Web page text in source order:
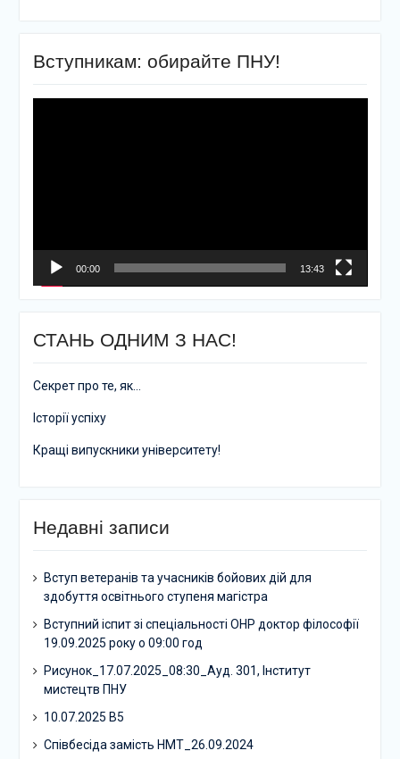
Вступникам: обирайте ПНУ!
00:00 13:43
СТАНЬ ОДНИМ З НАС!
Секрет про те, як…
Історії успіху
Кращі випускники університету!
Недавні записи
Вступ ветеранів та учасників бойових дій для
здобуття освітнього ступеня магістра
Вступний іспит зі спеціальності ОНР доктор філософії
19.09.2025 року о 09:00 год
Рисунок_17.07.2025_08:30_Ауд. 301, Інститут
мистецтв ПНУ
10.07.2025 В5
Співбесіда замість НМТ_26.09.2024